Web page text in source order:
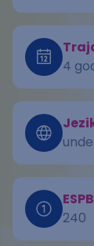
4
240